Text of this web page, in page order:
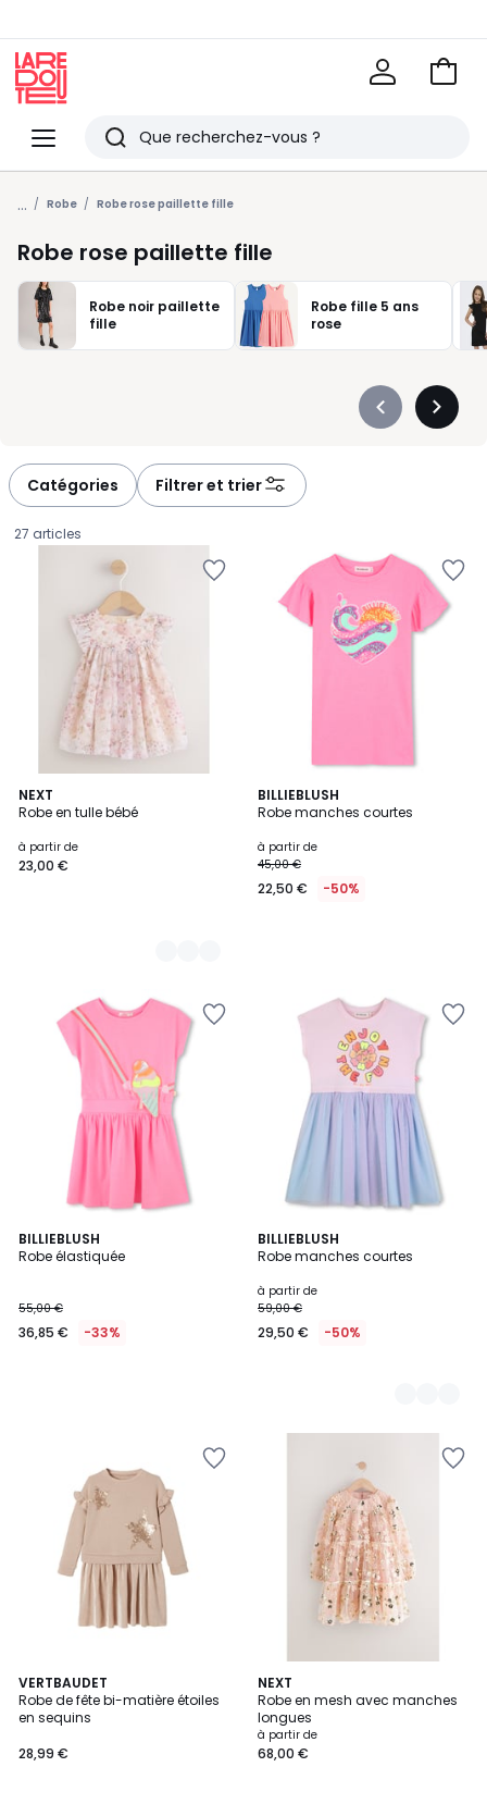
Menu
Redoute
Rechercher
Derniers
articles
vus
Voir
... Robe Robe rose paillette fille
Robe rose paillette fille
Robe noir paillette
fille
Robe fille 5 ans
rose
Précédent
Catégories Filtrer et trier
27 articles
NEXT
Robe en tulle bébé
Prix
à
à partir de
23,00 €
3
Couleurs
BILLIEBLUSH
Robe manches courtes
à partir de
45,00 €
22,50 € -50%
BILLIEBLUSH
Robe élastiquée
55,00 €
36,85 € -33%
BILLIEBLUSH
Robe manches courtes
à partir de
59,00 €
29,50 € -50%
2
Couleurs
VERTBAUDET
Robe de fête bi-matière étoiles
en sequins
28,99 €
NEXT
Robe en mesh avec manches
longues
à partir de
68,00 €